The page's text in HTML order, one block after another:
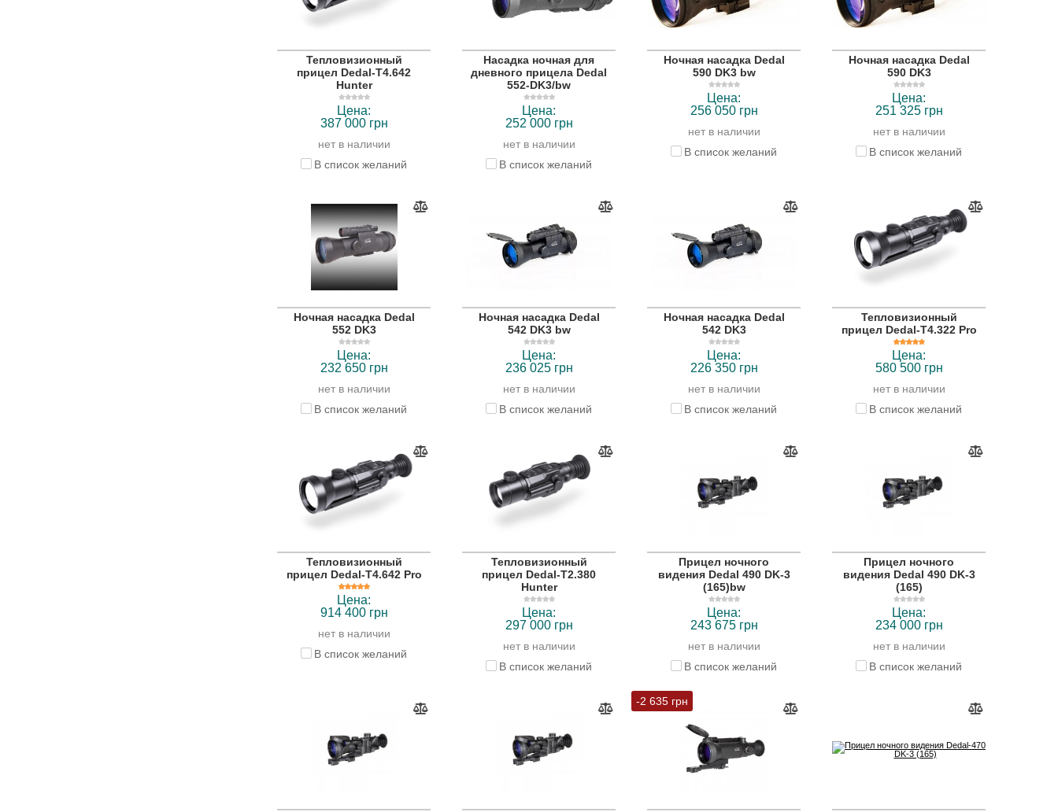
Тепловизионный
прицел Dedal-T4.642
Hunter
Цена:
387 000 грн
нет в наличии
В список желаний
Насадка ночная для
дневного прицела Dedal
552-DK3/bw
Цена:
252 000 грн
нет в наличии
В список желаний
Ночная насадка Dedal
590 DK3 bw
Цена:
256 050 грн
нет в наличии
В список желаний
Ночная насадка Dedal
590 DK3
Цена:
251 325 грн
нет в наличии
В список желаний
Ночная насадка Dedal
552 DK3
Цена:
232 650 грн
нет в наличии
В список желаний
Ночная насадка Dedal
542 DK3 bw
Цена:
236 025 грн
нет в наличии
В список желаний
Ночная насадка Dedal
542 DK3
Цена:
226 350 грн
нет в наличии
В список желаний
Тепловизионный
прицел Dedal-T4.322 Pro
Цена:
580 500 грн
нет в наличии
В список желаний
Тепловизионный
прицел Dedal-T4.642 Pro
Цена:
914 400 грн
нет в наличии
В список желаний
Тепловизионный
прицел Dedal-T2.380
Hunter
Цена:
297 000 грн
нет в наличии
В список желаний
Прицел ночного
видения Dedal 490 DK-3
(165)bw
Цена:
243 675 грн
нет в наличии
В список желаний
Прицел ночного
видения Dedal 490 DK-3
(165)
Цена:
234 000 грн
нет в наличии
В список желаний
-2 635 грн